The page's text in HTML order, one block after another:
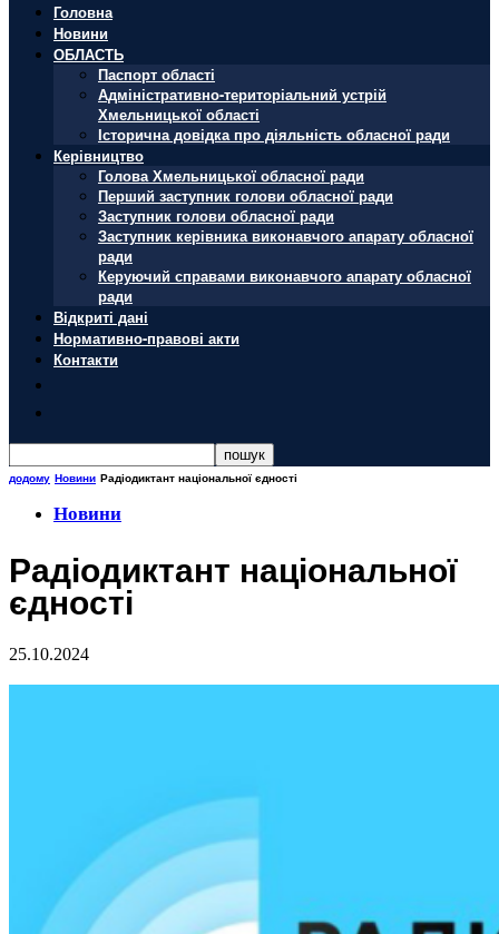
Головна
Новини
ОБЛАСТЬ
Паспорт області
Адміністративно-територіальний устрій
Хмельницької області
Історична довідка про діяльність обласної ради
Керівництво
Голова Хмельницької обласної ради
Перший заступник голови обласної ради
Заступник голови обласної ради
Заступник керівника виконавчого апарату обласної
ради
Керуючий справами виконавчого апарату обласної
ради
Відкриті дані
Нормативно-правові акти
Контакти
додому Новини Радіодиктант національної єдності
Новини
Радіодиктант національної
єдності
25.10.2024